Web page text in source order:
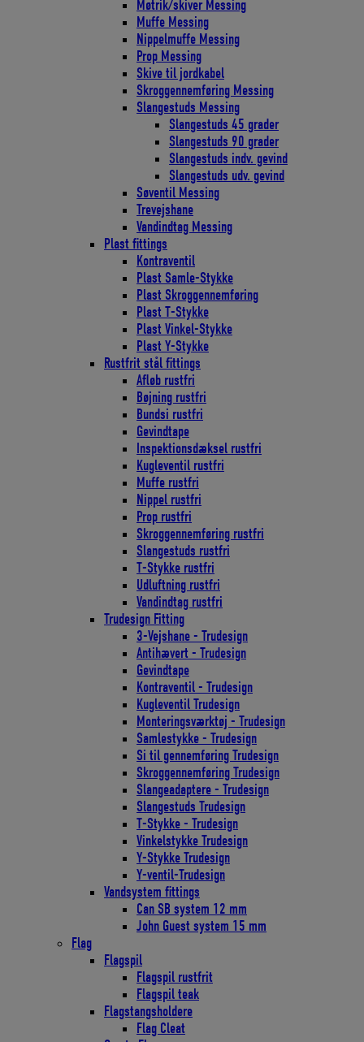
Møtrik/skiver Messing
Muffe Messing
Nippelmuffe Messing
Prop Messing
Skive til jordkabel
Skroggennemføring Messing
Slangestuds Messing
Slangestuds 45 grader
Slangestuds 90 grader
Slangestuds indv. gevind
Slangestuds udv. gevind
Søventil Messing
Trevejshane
Vandindtag Messing
Plast fittings
Kontraventil
Plast Samle-Stykke
Plast Skroggennemføring
Plast T-Stykke
Plast Vinkel-Stykke
Plast Y-Stykke
Rustfrit stål fittings
Afløb rustfri
Bøjning rustfri
Bundsi rustfri
Gevindtape
Inspektionsdæksel rustfri
Kugleventil rustfri
Muffe rustfri
Nippel rustfri
Prop rustfri
Skroggennemføring rustfri
Slangestuds rustfri
T-Stykke rustfri
Udluftning rustfri
Vandindtag rustfri
Trudesign Fitting
3-Vejshane - Trudesign
Antihævert - Trudesign
Gevindtape
Kontraventil - Trudesign
Kugleventil Trudesign
Monteringsværktøj - Trudesign
Samlestykke - Trudesign
Si til gennemføring Trudesign
Skroggennemføring Trudesign
Slangeadaptere - Trudesign
Slangestuds Trudesign
T-Stykke - Trudesign
Vinkelstykke Trudesign
Y-Stykke Trudesign
Y-ventil-Trudesign
Vandsystem fittings
Can SB system 12 mm
John Guest system 15 mm
Flag
Flagspil
Flagspil rustfrit
Flagspil teak
Flagstangsholdere
Flag Cleat